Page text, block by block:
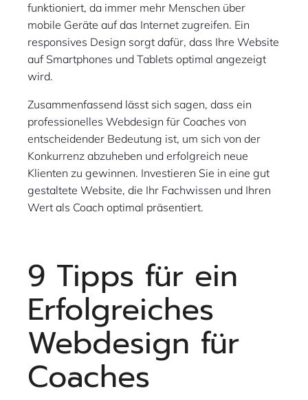
funktioniert, da immer mehr Menschen über
mobile Geräte auf das Internet zugreifen. Ein
responsives Design sorgt dafür, dass Ihre Website
auf Smartphones und Tablets optimal angezeigt
wird.
Zusammenfassend lässt sich sagen, dass ein
professionelles Webdesign für Coaches von
entscheidender Bedeutung ist, um sich von der
Konkurrenz abzuheben und erfolgreich neue
Klienten zu gewinnen. Investieren Sie in eine gut
gestaltete Website, die Ihr Fachwissen und Ihren
Wert als Coach optimal präsentiert.
9 Tipps für ein
Erfolgreiches
Webdesign für
Coaches